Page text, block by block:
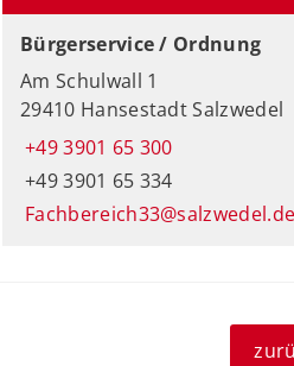
Bürgerservice / Ordnung
Am Schulwall 1
29410 Hansestadt Salzwedel
+49 3901 65 300
+49 3901 65 334
Fachbereich33@salzwedel.de